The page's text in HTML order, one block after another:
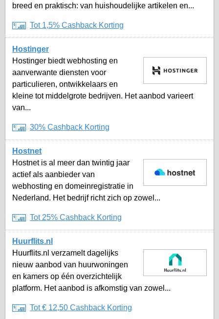
breed en praktisch: van huishoudelijke artikelen en...
Tot 1,5% Cashback Korting
Hostinger
Hostinger biedt webhosting en
aanverwante diensten voor
particulieren, ontwikkelaars en
kleine tot middelgrote bedrijven. Het aanbod varieert
van...
30% Cashback Korting
Hostnet
Hostnet is al meer dan twintig jaar
actief als aanbieder van
webhosting en domeinregistratie in
Nederland. Het bedrijf richt zich op zowel...
Tot 25% Cashback Korting
Huurflits.nl
Huurflits.nl verzamelt dagelijks
nieuw aanbod van huurwoningen
en kamers op één overzichtelijk
platform. Het aanbod is afkomstig van zowel...
Tot € 12,50 Cashback Korting